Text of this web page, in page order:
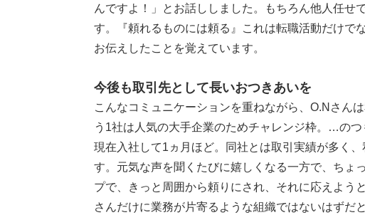
んですよ！」とお話ししました。もちろん他人任せ
す。『頼れるものには頼る』これは転職活動だけで
お伝えしたことを覚えています。
今後も取引先として長いおつきあいを
こんなコミュニケーションを重ねながら、O.Nさん
う1社は人気の大手企業のためチャレンジ枠。…の
現在入社して1ヵ月ほど。同社とは取引実績が多く
す。元気な声を聞くたびに嬉しくなる一方で、ちょ
プで、きっと周囲から頼りにされ、それに応えよう
さんだけに業務が片寄るような組織ではないはずだ